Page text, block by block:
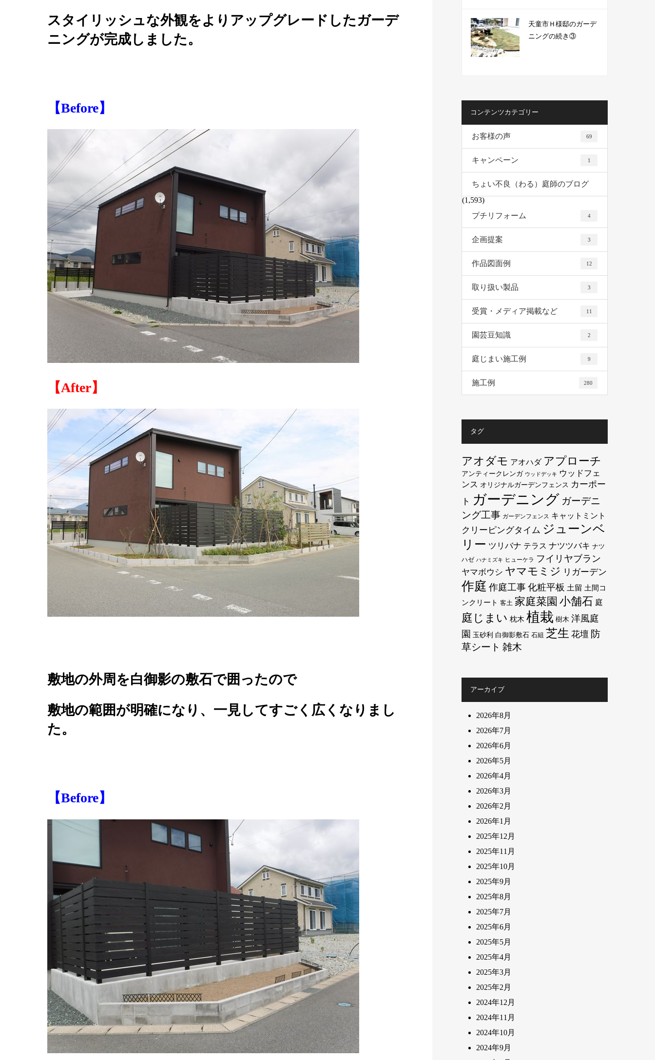
スタイリッシュな外観をよりアップグレードしたガーデ
ニングが完成しました。
【Before】
【After】
敷地の外周を白御影の敷石で囲ったので
敷地の範囲が明確になり、一見してすごく広くなりまし
た。
【Before】
天童市Ｈ様邸のガーデ
ニングの続き③
コンテンツカテゴリー
お客様の声 69
キャンペーン 1
ちょい不良（わる）庭師のブログ
(1,593)
プチリフォーム
4
企画提案 3
作品図面例 12
取り扱い製品 3
受賞・メディア掲載など 11
園芸豆知識 2
庭じまい施工例 9
施工例 280
タグ
アオダモ アオハダ アプローチ
アンティークレンガ ウッドデッキ ウッドフェ
ンス オリジナルガーデンフェンス カーポー
ト ガーデニング ガーデニ
ング工事 ガーデンフェンス キャットミント
クリーピングタイム ジューンベ
リー ツリバナ テラス ナツツバキ ナツ
ハゼ ハナミズキ ヒューケラ フイリヤブラン
ヤマボウシ ヤマモミジ リガーデン
作庭 作庭工事化粧平板 土留 土間コ
ンクリート 客土 家庭菜園 小舗石 庭
庭じまい 枕木 植栽 樹木 洋風庭
園 玉砂利 白御影敷石 石組 芝生 花壇 防
草シート 雑木
アーカイブ
2026年8月
2026年7月
2026年6月
2026年5月
2026年4月
2026年3月
2026年2月
2026年1月
2025年12月
2025年11月
2025年10月
2025年9月
2025年8月
2025年7月
2025年6月
2025年5月
2025年4月
2025年3月
2025年2月
2024年12月
2024年11月
2024年10月
2024年9月